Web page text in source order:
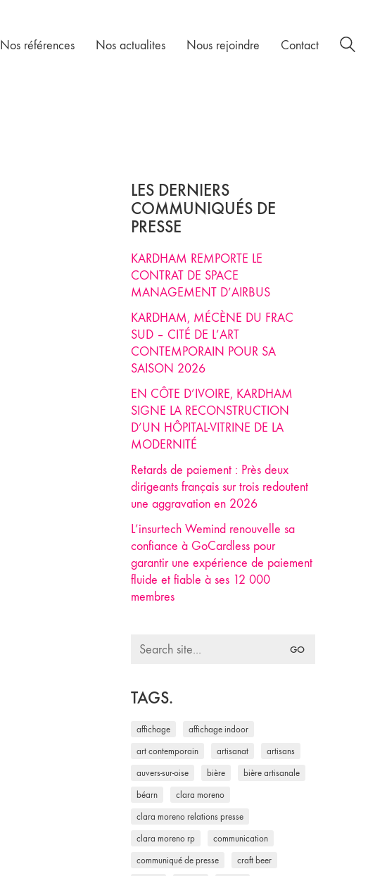
Nos références Nos actualites Nous rejoindre Contact
LES DERNIERS
COMMUNIQUÉS DE
PRESSE
KARDHAM REMPORTE LE
CONTRAT DE SPACE
MANAGEMENT D’AIRBUS
KARDHAM, MÉCÈNE DU FRAC
SUD – CITÉ DE L’ART
CONTEMPORAIN POUR SA
SAISON 2026
EN CÔTE D’IVOIRE, KARDHAM
SIGNE LA RECONSTRUCTION
D’UN HÔPITAL-VITRINE DE LA
MODERNITÉ
Retards de paiement : Près deux
dirigeants français sur trois redoutent
une aggravation en 2026
L’insurtech Wemind renouvelle sa
confiance à GoCardless pour
garantir une expérience de paiement
fluide et fiable à ses 12 000
membres
Search
TAGS.
affichage affichage indoor
art contemporain artisanat artisans
auvers-sur-oise bière bière artisanale
béarn clara moreno
clara moreno relations presse
clara moreno rp communication
communiqué de presse craft beer